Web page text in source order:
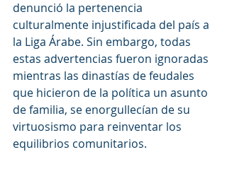
denunció la pertenencia
culturalmente injustificada del país a
la Liga Árabe. Sin embargo, todas
estas advertencias fueron ignoradas
mientras las dinastías de feudales
que hicieron de la política un asunto
de familia, se enorgullecían de su
virtuosismo para reinventar los
equilibrios comunitarios.